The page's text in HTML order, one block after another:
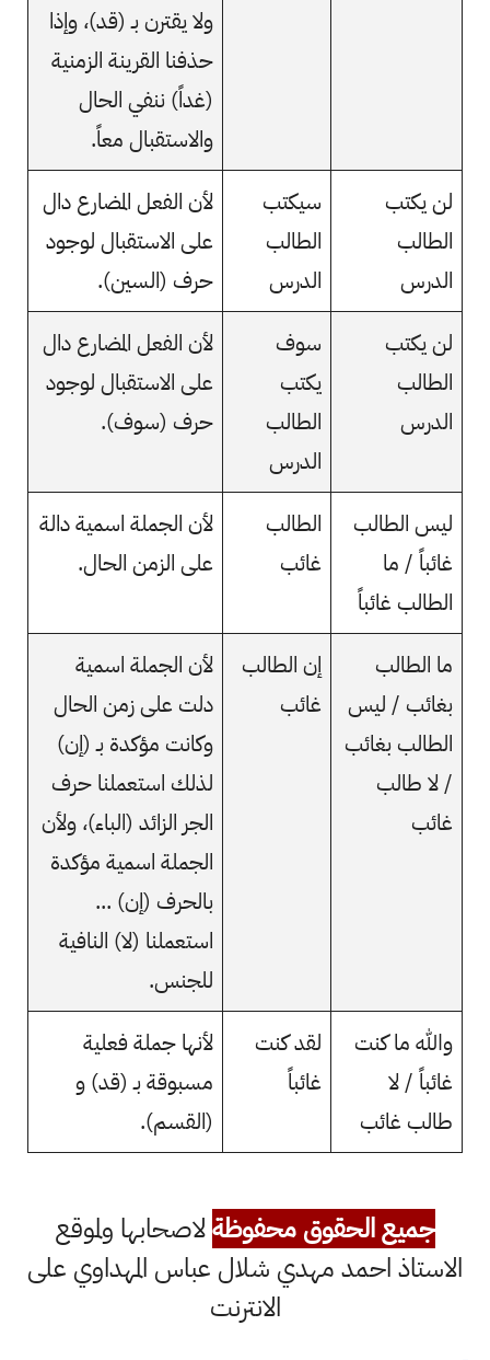
ولا يقترن بـ (قد)، وإذا
حذفنا القرينة الزمنية
(غداً) ننفي الحال
والاستقبال معاً.
لن يكتب
الطالب
الدرس
سيكتب
الطالب
الدرس
لأن الفعل المضارع دال
على الاستقبال لوجود
حرف (السين).
لن يكتب
الطالب
الدرس
سوف
يكتب
الطالب
الدرس
لأن الفعل المضارع دال
على الاستقبال لوجود
حرف (سوف).
ليس الطالب
غائباً / ما
الطالب غائباً
الطالب
غائب
لأن الجملة اسمية دالة
على الزمن الحال.
ما الطالب
بغائب / ليس
الطالب بغائب
/ لا طالب
غائب
إن الطالب
غائب
لأن الجملة اسمية
دلت على زمن الحال
وكانت مؤكدة بـ (إن)
لذلك استعملنا حرف
الجر الزائد (الباء)، ولأن
الجملة اسمية مؤكدة
بالحرف (إن) ...
استعملنا (لا) النافية
للجنس.
والله ما كنت
غائباً / لا
طالب غائب
لقد كنت
غائباً
لأنها جملة فعلية
مسبوقة بـ (قد) و
(القسم).
جميع الحقوق محفوظةلاصحابها ولموقع
الاستاذ احمد مهدي شلال عباس المهداوي على
الانترنت